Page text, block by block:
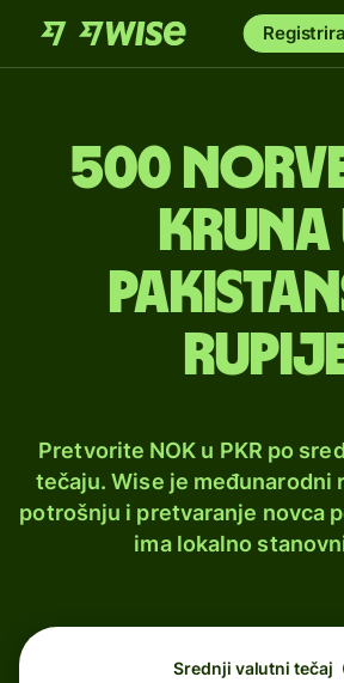
500
kruna
Pretvorite NOK u PKR po
tečaju. Wise je međunarodni
potrošnju i pretvaranje novca
ima lokalno
Srednji valutni tečaj